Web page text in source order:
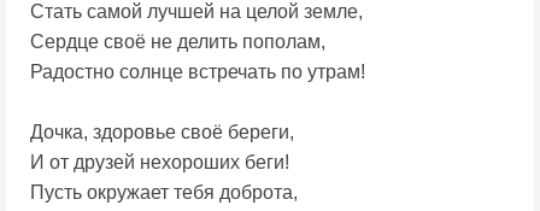
Стать самой лучшей на целой земле,
Сердце своё не делить пополам,
Радостно солнце встречать по утрам!
Дочка, здоровье своё береги,
И от друзей нехороших беги!
Пусть окружает тебя доброта,